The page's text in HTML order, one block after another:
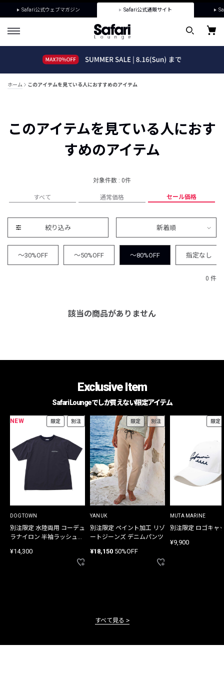
Safari公式ウェブマガジン Safari公式通販サイト
ホーム このアイテムを見ている人におすすめのアイテム
このアイテムを見ている人におす
すめのアイテム
対象件数 : 0件
すべて 通常価格 セール価格
絞り込み 新着順
～30%OFF ～50%OFF ～80%OFF 指定なし
0 件
該当の商品がありません
Exclusive Item
Safari Loungeでしか買えない限定アイテム
NEW 限定 別注
DOGTOWN
別注限定 水陸両用 コーデュ
ラナイロン 半袖ラッシュガ
¥14,300
限定 別注
YANUK
別注限定 ペイント加工 リゾ
ートジーンズ デニムパンツ
¥18,150 50%OFF
限定
MUTA MARINE
別注限定 ロゴキャ
¥9,900
すべて見る